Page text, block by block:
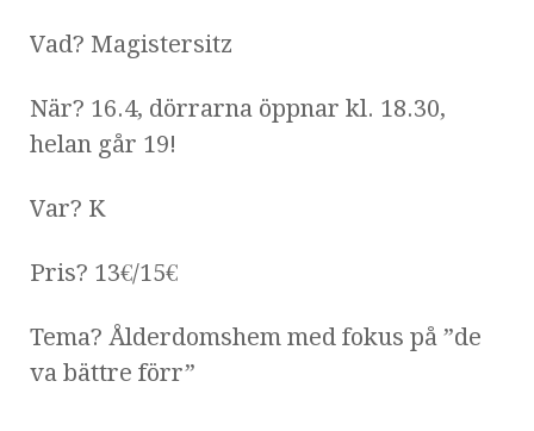
Vad? Magistersitz
När? 16.4, dörrarna öppnar kl. 18.30,
helan går 19!
Var? K
Pris? 13€/15€
Tema? Ålderdomshem med fokus på ”de
va bättre förr”